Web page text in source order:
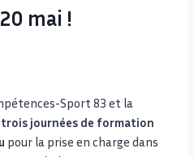
mai !
Sport 83 et la
journées de formation
pour la prise en charge dans